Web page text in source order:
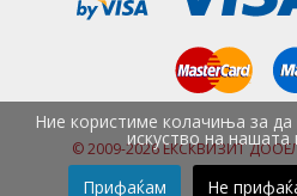
© 2009-2026 ЕКСКВИЗИТ
Ние користиме колачиња за
искуство на нашата
Прифаќам Не